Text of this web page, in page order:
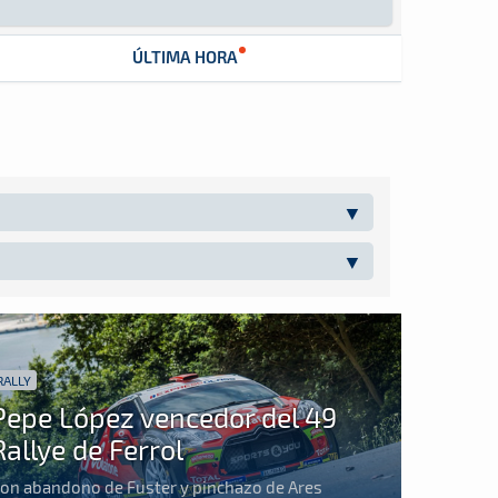
ÚLTIMA HORA
López vencedor del 49
de Ferrol
abandono de Fuster y pinchazo de Ares